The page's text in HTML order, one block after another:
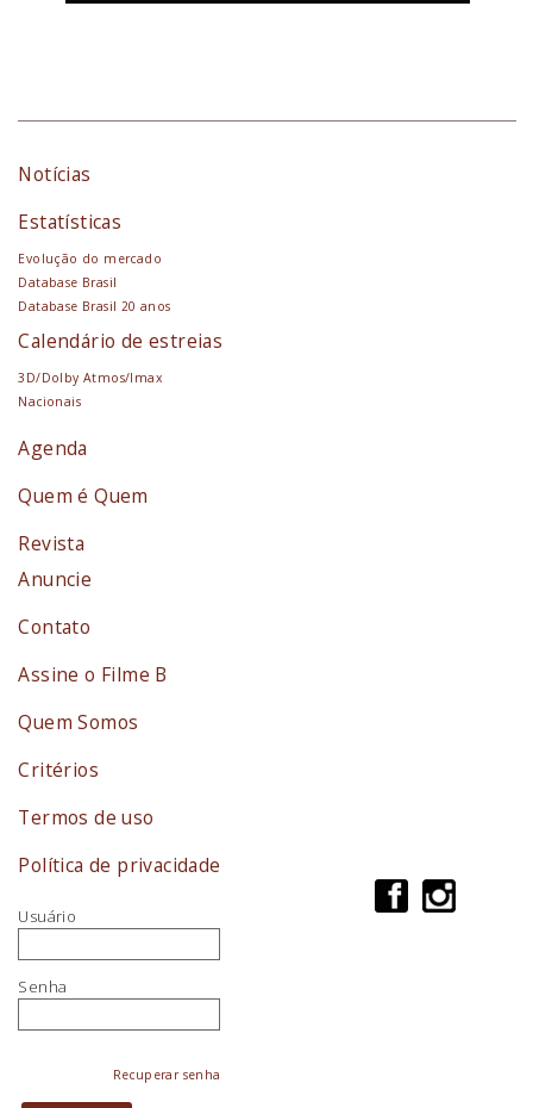
Notícias
Estatísticas
Evolução do mercado
Database Brasil
Database Brasil 20 anos
Calendário de estreias
3D/Dolby Atmos/Imax
Nacionais
Agenda
Quem é Quem
Revista
Anuncie
Contato
Assine o Filme B
Quem Somos
Critérios
Termos de uso
Política de privacidade
Usuário
Senha
Recuperar senha